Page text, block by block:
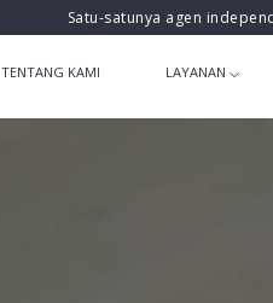
Satu-satunya agen
TENTANG KAMI LAYANAN